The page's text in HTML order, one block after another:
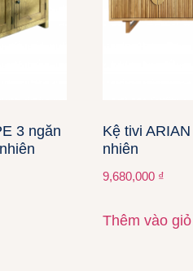
3 ngăn
Kệ tivi
nhiên
9,680,000 ₫
Thêm vào